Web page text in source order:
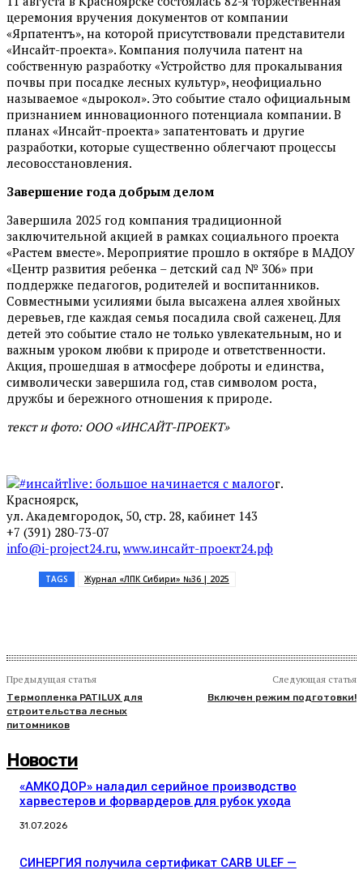
церемония вручения документов от компании
«Ярпатентъ», на которой присутствовали представители
«Инсайт-проекта». Компания получила патент на
собственную разработку «Устройство для прокалывания
почвы при посадке лесных культур», неофициально
называемое «дырокол». Это событие стало официальным
признанием инновационного потенциала компании. В
планах «Инсайт-проекта» запатентовать и другие
разработки, которые существенно облегчают процессы
лесовосстановления.
Завершение года добрым делом
Завершила 2025 год компания традиционной
заключительной акцией в рамках социального проекта
«Растем вместе». Мероприятие прошло в октябре в МАДОУ
«Центр развития ребенка – детский сад № 306» при
поддержке педагогов, родителей и воспитанников.
Совместными усилиями была высажена аллея хвойных
деревьев, где каж­дая семья посадила свой саженец. Для
детей это событие стало не только увлекательным, но и
важным уроком любви к природе и ответственности.
Акция, прошедшая в атмосфере доброты и единства,
символически завершила год, став символом роста,
дружбы и бережного отношения к природе.
текст и фото: ООО «ИНСАЙТ-ПРОЕКТ»
г.
Красноярск,
ул. Академгородок, 50, стр. 28, кабинет 143
+7 (391) 280-73-07
info@i-project24.ru, www.инсайт-проект24.рф
TAGS Журнал «ЛПК Сибири» №36 | 2025
Предыдущая статья
Термопленка PATILUX для
строительства лесных
питомников
Следующая статья
Включен режим подготовки!
Новости
«АМКОДОР» наладил серийное производство
харвестеров и форвардеров для рубок ухода
31.07.2026
СИНЕРГИЯ получила сертификат CARB ULEF —